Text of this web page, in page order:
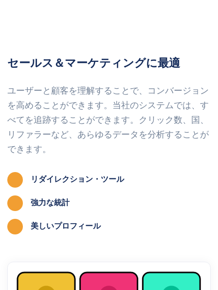
セールス＆マーケティングに最適
ユーザーと顧客を理解することで、コンバージョン
を高めることができます。当社のシステムでは、す
べてを追跡することができます。クリック数、国、
リファラーなど、あらゆるデータを分析することが
できます。
リダイレクション・ツール
強力な統計
美しいプロフィール